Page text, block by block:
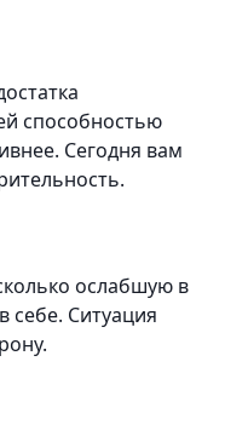
способностью
Сегодня вам
ослабшую в
себе. Ситуация